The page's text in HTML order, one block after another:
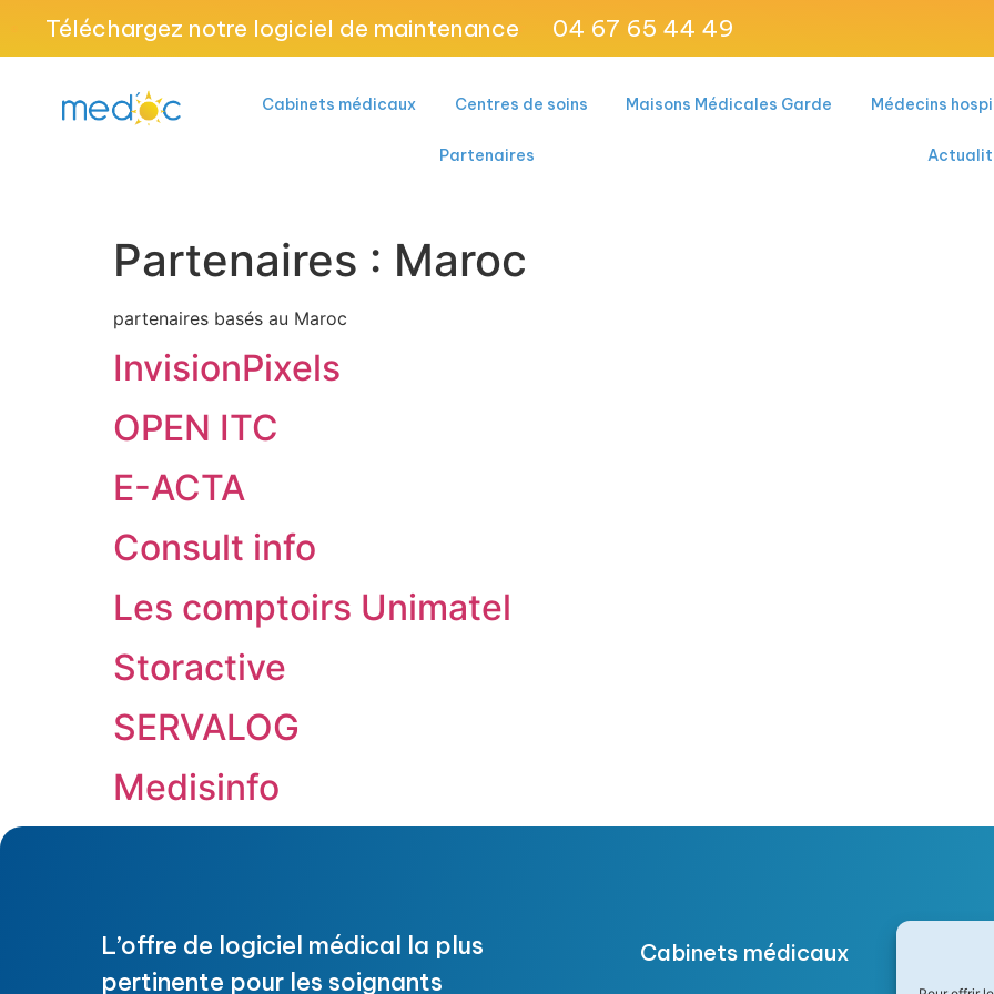
Téléchargez notre logiciel de maintenance 04 67 65 44 49
Cabinets médicaux Centres de soins Maisons Médicales Garde Médecins
Partenaires
Partenaires : Maroc
partenaires basés au Maroc
InvisionPixels
OPEN ITC
E-ACTA
Consult info
Les comptoirs Unimatel
Storactive
SERVALOG
Medisinfo
L’offre de logiciel médical la plus
pertinente pour les soignants
Cabinets médicaux